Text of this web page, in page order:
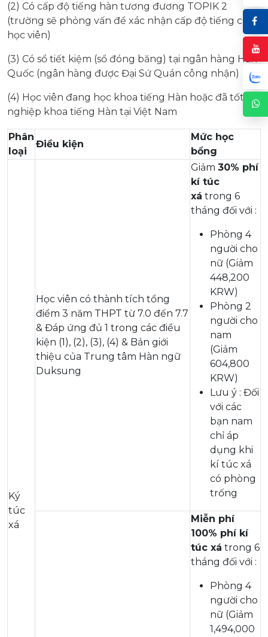
(2) Có cấp độ tiếng hàn tương đương TOPIK 2
(trường sẽ phỏng vấn để xác nhận cấp độ tiếng của
học viên)
(3) Có sổ tiết kiệm (sổ đóng băng) tại ngân hàng Hàn
Quốc (ngân hàng được Đại Sứ Quán công nhận)
(4) Học viên đang học khoa tiếng Hàn hoặc đã tốt
nghiệp khoa tiếng Hàn tại Việt Nam
Phân
loại
Điều kiện
Mức học
bổng
Ký
túc
xá
Học viên có thành tích tổng
điểm 3 năm THPT từ 7.0 đến 7.7
& Đáp ứng đủ 1 trong các điều
kiện (1), (2), (3), (4) & Bản giới
thiệu của Trung tâm Hàn ngữ
Duksung
Giảm 30% phí
kí túc
xá trong 6
tháng đối với :
Phòng 4
người cho
nữ (Giảm
448,200
KRW)
Phòng 2
người cho
nam
(Giảm
604,800
KRW)
Lưu ý : Đối
với các
bạn nam
chỉ áp
dụng khi
kí túc xá
có phòng
trống
Miễn phí
100% phí kí
túc xá trong 6
tháng đối với :
Phòng 4
người cho
nữ (Giảm
1,494,000